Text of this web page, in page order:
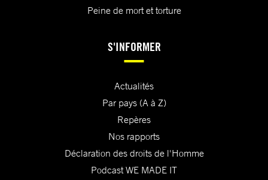
Peine de mort et torture
S'INFORMER
Actualités
Par pays (A à Z)
Repères
Nos rapports
Déclaration des droits de l'Homme
Podcast WE MADE IT